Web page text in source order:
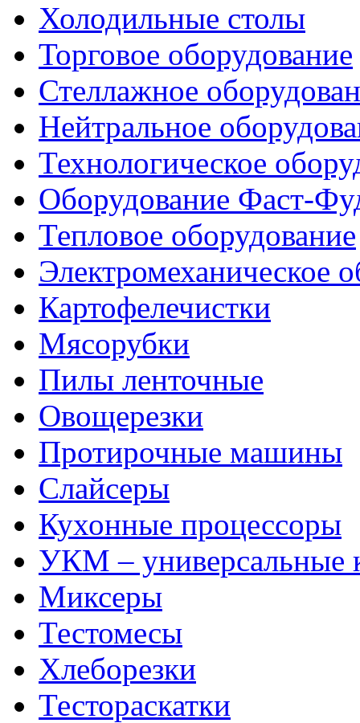
Холодильные столы
Торговое оборудование
Стеллажное
Нейтральное
Технологическое
Оборудование Фаст-
Тепловое оборудование
Электромеханическое
Картофелечистки
Мясорубки
Пилы ленточные
Овощерезки
Протирочные машины
Слайсеры
Кухонные процессоры
УКМ – универсальные
Миксеры
Тестомесы
Хлеборезки
Тестораскатки